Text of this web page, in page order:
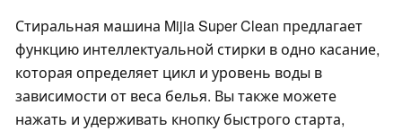
Стиральная машина Mijia Super Clean предлагает
функцию интеллектуальной стирки в одно касание,
которая определяет цикл и уровень воды в
зависимости от веса белья. Вы также можете
нажать и удерживать кнопку быстрого старта,